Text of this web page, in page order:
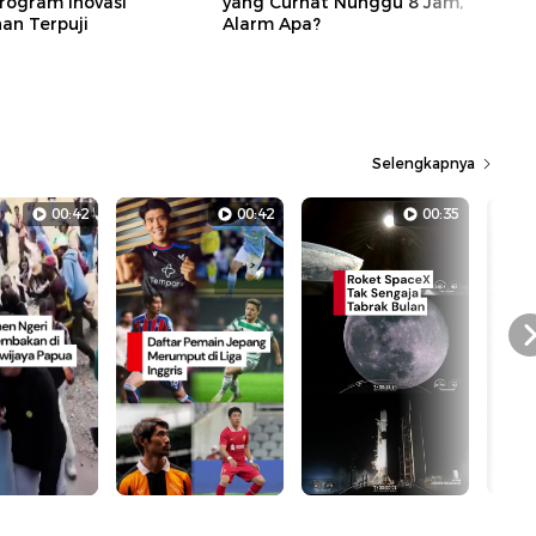
Terpuji
Alarm Apa?
Selengkapnya
00:42 00:42 00:35